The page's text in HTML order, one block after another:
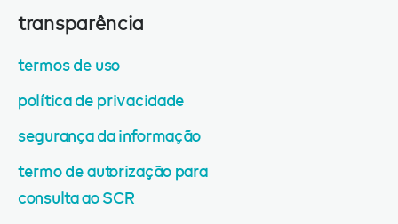
transparência
termos de uso
política de privacidade
segurança da informação
termo de autorização para
consulta ao SCR